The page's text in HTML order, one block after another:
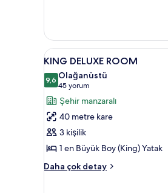
fazla
detay
KING
DELUXE
ROOM
için
tüm
fotoğrafları
görün
7
KING DELUXE ROOM
9,69,6 / 10
Olağanüstü
45 yorum
(45
yorum)
Şehir manzaralı
40 metre kare
3 kişilik
1 en Büyük Boy (King) Yatak
Daha çok detay
KING